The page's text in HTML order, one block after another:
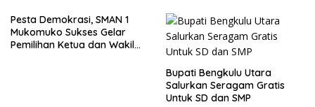
Pesta Demokrasi, SMAN 1
Mukomuko Sukses Gelar
Pemilihan Ketua dan Wakil
Bupati Bengkulu Utara
Salurkan Seragam Gratis
Untuk SD dan SMP